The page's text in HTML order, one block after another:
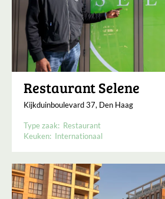
Restaurant Selene
Kijkduinboulevard 37, Den Haag
Type zaak: Restaurant
Keuken: Internationaal